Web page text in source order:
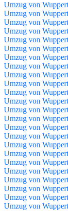
Umzug von
Umzug von
Umzug von
Umzug von
Umzug von
Umzug von
Umzug von
Umzug von
Umzug von
Umzug von
Umzug von
Umzug von
Umzug von
Umzug von
Umzug von
Umzug von
Umzug von
Umzug von
Umzug von
Umzug von
Umzug von
Umzug von
Umzug von
Umzug von